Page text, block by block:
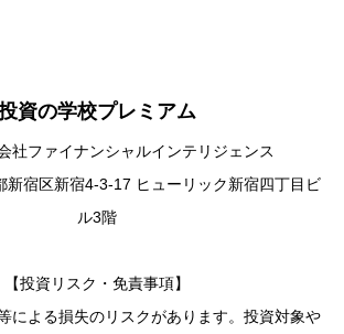
資の学校プレミアム
社ファイナンシャルインテリジェンス
新宿区新宿4-3-17 ヒューリック新宿四丁目ビ
ル3階
【投資リスク・免責事項】
による損失のリスクがあります。投資対象や